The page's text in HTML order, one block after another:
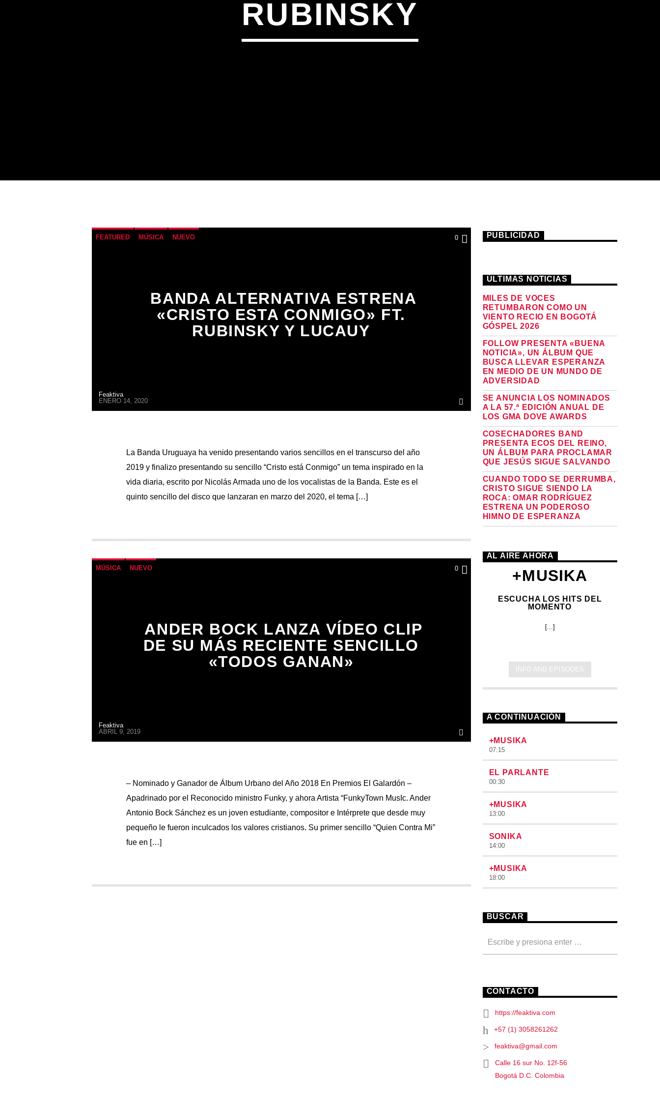
RUBINSKY
FEATURED MÚSICA NUEVO 0
BANDA ALTERNATIVA ESTRENA
«CRISTO ESTA CONMIGO» FT.
RUBINSKY Y LUCAUY
Feaktiva
ENERO 14, 2020
La Banda Uruguaya ha venido presentando varios sencillos en el transcurso del año
2019 y finalizo presentando su sencillo “Cristo está Conmigo” un tema inspirado en la
vida diaria, escrito por Nicolás Armada uno de los vocalistas de la Banda. Este es el
quinto sencillo del disco que lanzaran en marzo del 2020, el tema […]
MÚSICA NUEVO 0
ANDER BOCK LANZA VÍDEO CLIP
DE SU MÁS RECIENTE SENCILLO
«TODOS GANAN»
Feaktiva
ABRIL 9, 2019
– Nominado y Ganador de Álbum Urbano del Año 2018 En Premios El Galardón –
Apadrinado por el Reconocido ministro Funky, y ahora Artista “FunkyTown MusIc. Ander
Antonio Bock Sánchez es un joven estudiante, compositor e Intérprete que desde muy
pequeño le fueron inculcados los valores cristianos. Su primer sencillo “Quien Contra Mi”
fue en […]
PUBLICIDAD
ÚLTIMAS NOTICIAS
MILES DE VOCES
RETUMBARON COMO UN
VIENTO RECIO EN BOGOTÁ
GÓSPEL 2026
FOLLOW PRESENTA «BUENA
NOTICIA», UN ÁLBUM QUE
BUSCA LLEVAR ESPERANZA
EN MEDIO DE UN MUNDO DE
ADVERSIDAD
SE ANUNCIA LOS NOMINADOS
A LA 57.ª EDICIÓN ANUAL DE
LOS GMA DOVE AWARDS
COSECHADORES BAND
PRESENTA ECOS DEL REINO,
UN ÁLBUM PARA PROCLAMAR
QUE JESÚS SIGUE SALVANDO
CUANDO TODO SE DERRUMBA,
CRISTO SIGUE SIENDO LA
ROCA: OMAR RODRÍGUEZ
ESTRENA UN PODEROSO
HIMNO DE ESPERANZA
AL AIRE AHORA
+MUSIKA
ESCUCHA LOS HITS DEL
MOMENTO
[...]
INFO AND EPISODES
A CONTINUACIÓN
+MUSIKA
07:15
EL PARLANTE
00:30
+MUSIKA
13:00
SONIKA
14:00
+MUSIKA
18:00
BUSCAR
CONTACTO
https://feaktiva.com
+57 (1) 3058261262
feaktiva@gmail.com
Calle 16 sur No. 12f-56
Bogotá D.C. Colombia